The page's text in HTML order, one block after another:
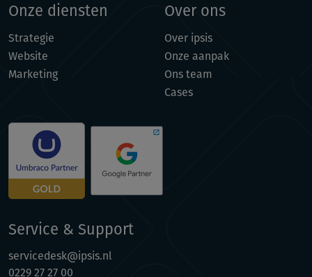
Onze diensten
Strategie
Website
Marketing
Over ons
Over ipsis
Onze aanpak
Ons team
Cases
Service & Support
servicedesk@ipsis.nl
0229 27 27 00